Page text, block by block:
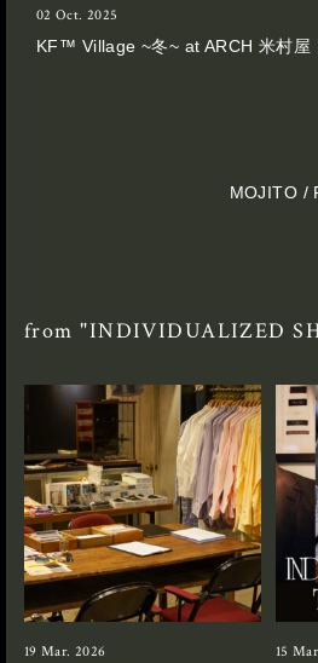
02 Oct. 2025
KF™︎ Village ~冬~ at ARCH 米村屋
MOJITO /
from "INDIVIDUALIZED
19 Mar. 2026 15